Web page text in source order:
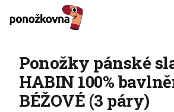
Ponožky pánské
HABIN 100%
BÉŽOVÉ (3 páry)